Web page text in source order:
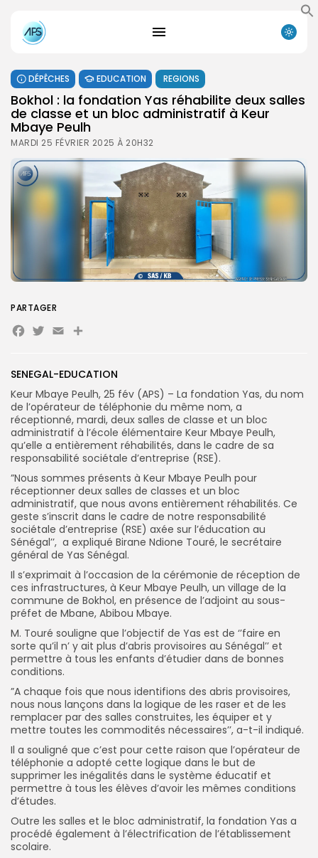
Search
for:
FR
DÉPÊCHES EDUCATION REGIONS
Bokhol : la fondation Yas réhabilite deux salles
de classe et un bloc administratif à Keur
Mbaye Peulh
MARDI 25 FÉVRIER 2025 À 20H32
SENEGAL-EDUCATION
Keur Mbaye Peulh, 25 fév (APS) – La fondation Yas, du nom
de l’opérateur de téléphonie du même nom, a
réceptionné, mardi, deux salles de classe et un bloc
administratif à l’école élémentaire Keur Mbaye Peulh,
qu’elle a entièrement réhabilités, dans le cadre de sa
responsabilité sociétale d’entreprise (RSE).
”Nous sommes présents à Keur Mbaye Peulh pour
réceptionner deux salles de classes et un bloc
administratif, que nous avons entièrement réhabilités. Ce
geste s’inscrit dans le cadre de notre responsabilité
sociétale d’entreprise (RSE) axée sur l’éducation au
Sénégal’’, a expliqué Birane Ndione Touré, le secrétaire
général de Yas Sénégal.
Il s’exprimait à l’occasion de la cérémonie de réception de
ces infrastructures, à Keur Mbaye Peulh, un village de la
commune de Bokhol, en présence de l’adjoint au sous-
préfet de Mbane, Abibou Mbaye.
M. Touré souligne que l’objectif de Yas est de ‘’faire en
sorte qu’il n’ y ait plus d’abris provisoires au Sénégal’’ et
permettre à tous les enfants d’étudier dans de bonnes
conditions.
”A chaque fois que nous identifions des abris provisoires,
nous nous lançons dans la logique de les raser et de les
remplacer par des salles construites, les équiper et y
mettre toutes les commodités nécessaires’’, a-t-il indiqué.
Il a souligné que c’est pour cette raison que l’opérateur de
téléphonie a adopté cette logique dans le but de
supprimer les inégalités dans le système éducatif et
permettre à tous les élèves d’avoir les mêmes conditions
d’études.
Outre les salles et le bloc administratif, la fondation Yas a
procédé également à l’électrification de l’établissement
scolaire.
PARTAGER
Facebook
Twitter
EmailPartager